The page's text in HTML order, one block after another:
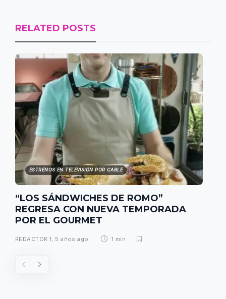
RELATED POSTS
ESTRENOS EN TELEVISIÓN POR CABLE
“LOS SÁNDWICHES DE ROMO”
REGRESA CON NUEVA TEMPORADA
POR EL GOURMET
REDACTOR 1 5 años ago 1 min